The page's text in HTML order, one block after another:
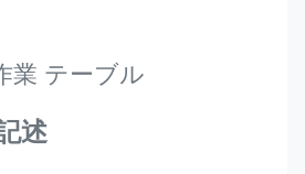
業 テーブル
述